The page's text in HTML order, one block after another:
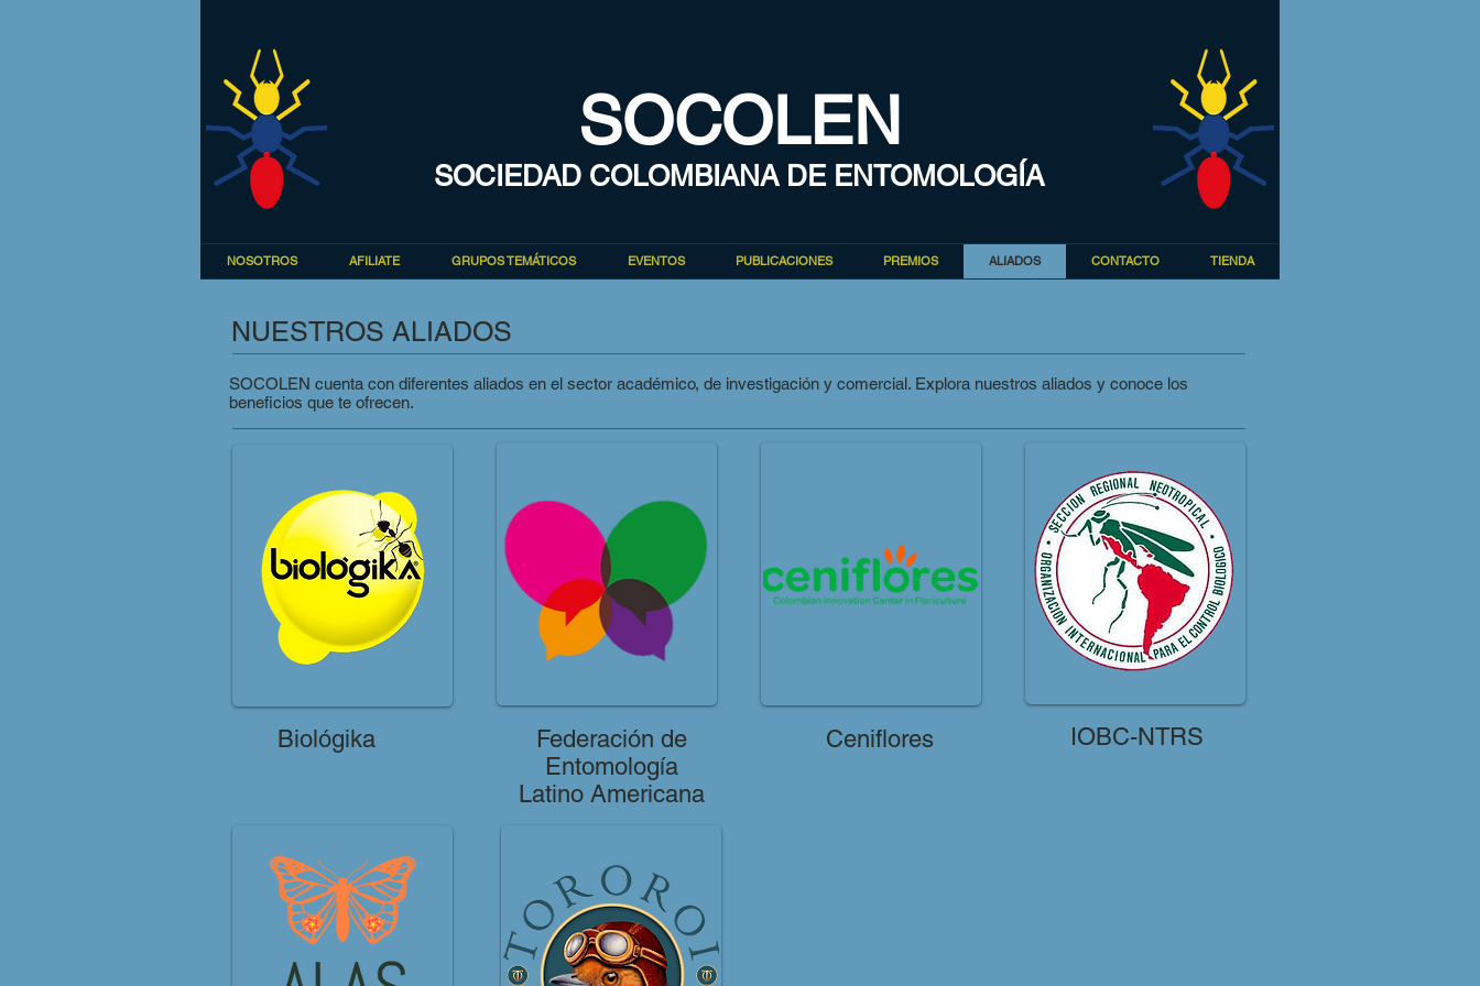
SOCOLEN
SOCIEDAD COLOMBIANA DE ENTOMOLOGÍA
NOSOTROS AFILIATE GRUPOS TEMÁTICOS EVENTOS PUBLICACIONES PREMIOS ALIADOS CONTACTO TIENDA
NUESTROS ALIADOS
SOCOLEN cuenta con diferentes aliados en el sector académico, de investigación y comercial. Explora nuestros aliados y conoce los
beneficios que te ofrecen.
Biológika
Federación de
Entomología
Latino Americana
Ceniflores IOBC-NTRS